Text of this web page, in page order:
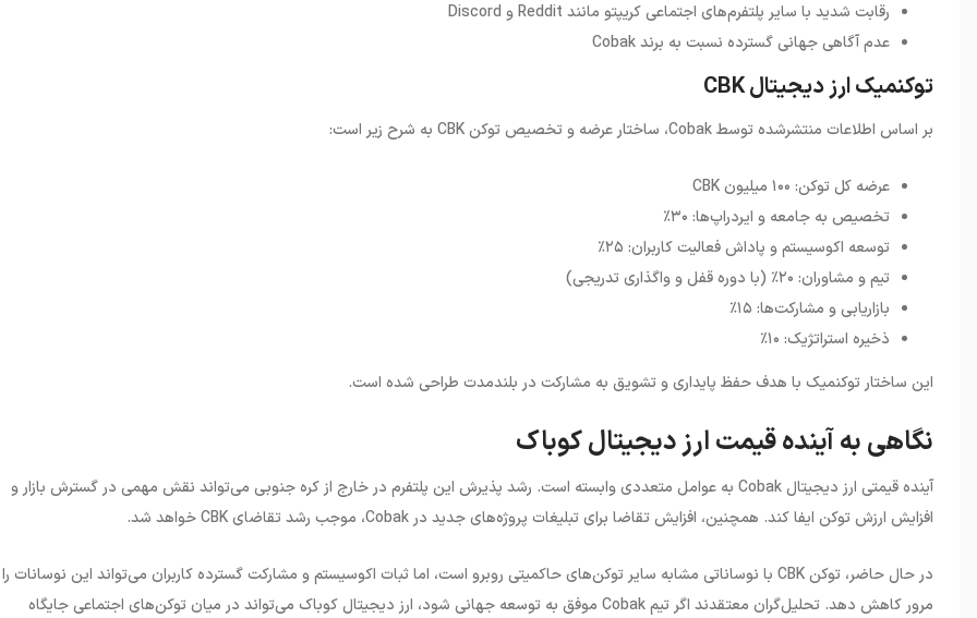
رقابت شدید با سایر پلتفرم‌های اجتماعی کریپتو مانند Reddit و Discord
عدم آگاهی جهانی گسترده نسبت به برند Cobak
توکنمیک ارز دیجیتال CBK
بر اساس اطلاعات منتشرشده توسطCobak، ساختار عرضه و تخصیص توکن به شرح زیر است:
عرضه کل توکن: ۱۰۰ میلیون CBK
تخصیص به جامعه و ایردراپ‌ها: ۳۰٪
توسعه اکوسیستم و پاداش فعالیت کاربران: ۲۵٪
تیم و مشاوران: ۲۰٪ (با دوره قفل و واگذاری تدریجی)
بازاریابی و مشارکت‌ها: ۱۵٪
ذخیره استراتژیک: ۱۰٪
این ساختار توکنمیک با هدف حفظ پایداری و تشویق به مشارکت در بلندمدت طراحی شده است.
نگاهی به آینده قیمت ارز دیجیتال کوباک
آینده قیمتی ارز دیجیتال
به عوامل متعددی وابسته است. رشد پذیرش این پلتفرم در خارج از کره جنوبی می‌تواند نقش مهمی در گسترش بازار و
افزایش ارزش توکن ایفا کند. همچنین، افزایش تقاضا برای تبلیغات پروژه‌های جدید در
، موجب رشد تقاضای خواهد شد.
در حال حاضر، توکن
با نوساناتی مشابه سایر توکن‌های حاکمیتی روبرو است، اما ثبات اکوسیستم و مشارکت گسترده کاربران می‌تواند این نوسانات
مرور کاهش دهد. تحلیل‌گران معتقدند اگر تیم
موفق به توسعه جهانی شود، ارز دیجیتال کوباک می‌تواند در میان توکن‌های اجتماعی جایگاه